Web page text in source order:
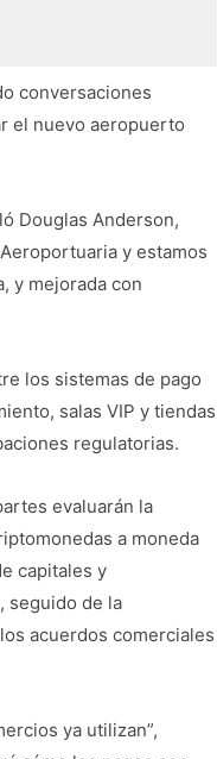
conversaciones
el nuevo aeropuerto
Douglas Anderson,
y estamos
y mejorada con
los sistemas de pago
salas VIP y tiendas
regulatorias.
evaluarán la
a moneda
capitales y
seguido de la
acuerdos comerciales
ya utilizan”,